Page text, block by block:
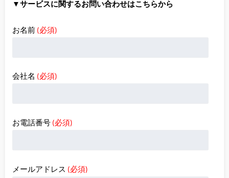
▼サービスに関するお問い合わせはこちらから
お名前 (必須)
会社名 (必須)
お電話番号 (必須)
メールアドレス (必須)